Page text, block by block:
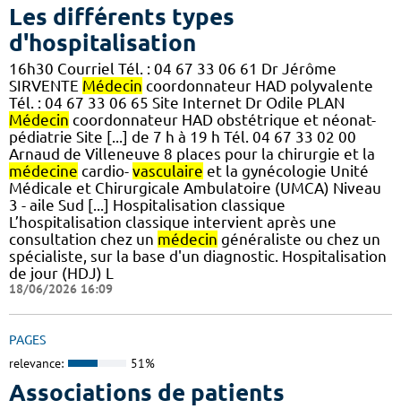
Les différents types
d'hospitalisation
16h30 Courriel Tél. : 04 67 33 06 61 Dr Jérôme
SIRVENTE Médecin coordonnateur HAD polyvalente
Tél. : 04 67 33 06 65 Site Internet Dr Odile PLAN
Médecin coordonnateur HAD obstétrique et néonat-
pédiatrie Site [...] de 7 h à 19 h Tél. 04 67 33 02 00
Arnaud de Villeneuve 8 places pour la chirurgie et la
médecine cardio- vasculaire et la gynécologie Unité
Médicale et Chirurgicale Ambulatoire (UMCA) Niveau
3 - aile Sud [...] Hospitalisation classique
L’hospitalisation classique intervient après une
consultation chez un médecin généraliste ou chez un
spécialiste, sur la base d'un diagnostic. Hospitalisation
de jour (HDJ) L
18/06/2026 16:09
PAGES
relevance: 51%
Associations de patients